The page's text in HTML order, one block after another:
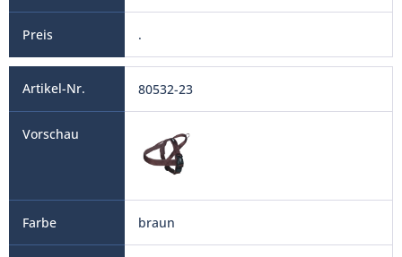
.
80532-23
braun